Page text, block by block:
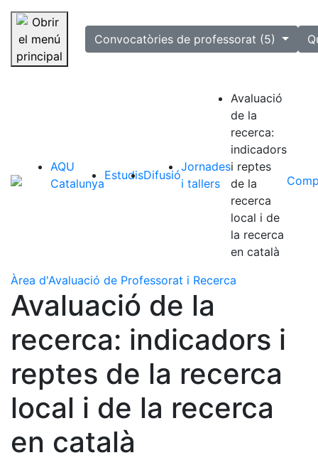
Saltar la navegació
selectedConvocatòries de professorat (5)
AQU
Catalunya
EstudisDifusió
Jornades
i tallers
Avaluació
de la
recerca:
indicadors
i reptes
de la
recerca
local i de
la recerca
en català
Àrea d'Avaluació de Professorat i Recerca
Avaluació de la
recerca: indicadors i
reptes de la recerca
local i de la recerca
en català